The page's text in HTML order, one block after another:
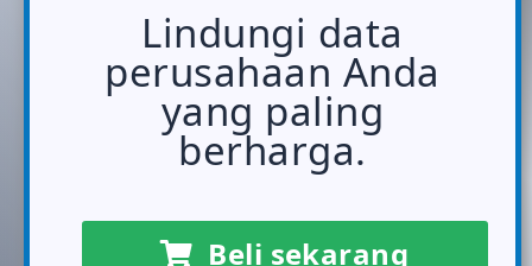
Lindungi data
perusahaan Anda
yang paling
berharga.
Beli sekarang